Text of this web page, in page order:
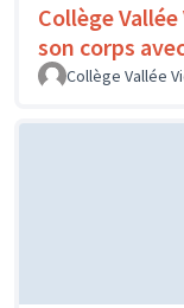
Collège
son corps
Collège Vallée